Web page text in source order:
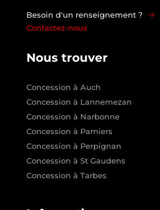
Besoin d'un renseignement ?
Contactez-nous
Nous trouver
Concession à Auch
Concession à Lannemezan
Concession à Narbonne
Concession à Pamiers
Concession à Perpignan
Concession à St Gaudens
Concession à Tarbes